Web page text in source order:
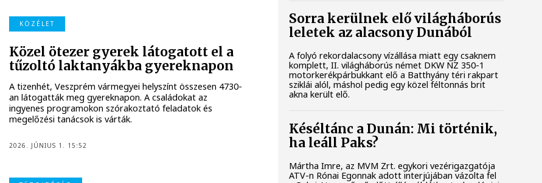
KÖZÉLET
Közel ötezer gyerek látogatott el a
tűzoltó laktanyákba gyereknapon
A tizenhét, Veszprém vármegyei helyszínt összesen 4730-
an látogatták meg gyereknapon. A családokat az
ingyenes programokon szórakoztató feladatok és
megelőzési tanácsok is várták.
2026. JÚNIUS 1. 15:52
Sorra kerülnek elő világháborús
leletek az alacsony Dunából
A folyó rekordalacsony vízállása miatt egy csaknem
komplett, II. világháborús német DKW NZ 350-1
motorkerékpárbukkant elő a Batthyány téri rakpart
sziklái alól, máshol pedig egy közel féltonnás brit
akna került elő.
Késéltánc a Dunán: Mi történik,
ha leáll Paks?
Mártha Imre, az MVM Zrt. egykori vezérigazgatója
ATV-n Rónai Egonnak adott interjújában vázolta fel